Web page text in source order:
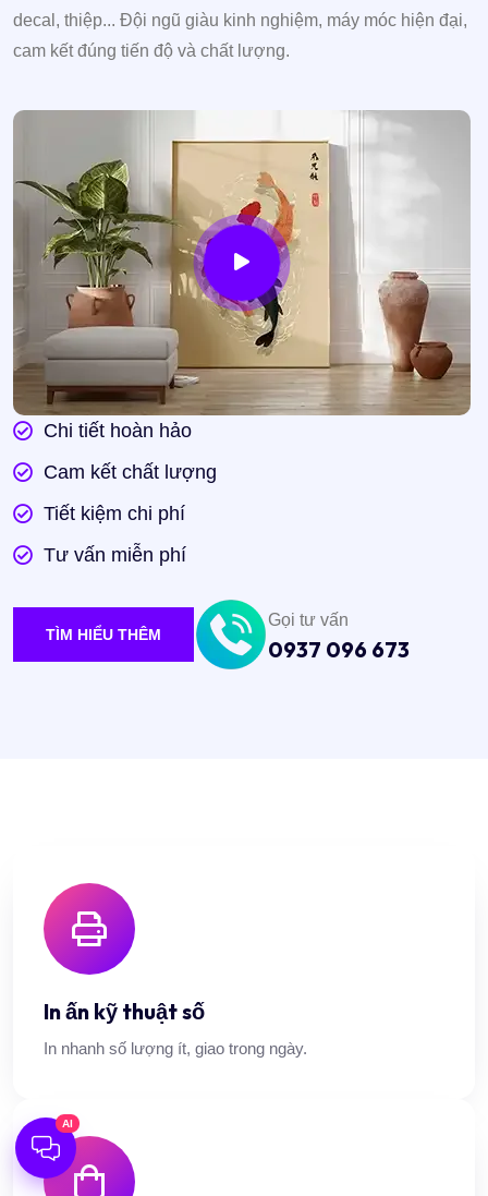
decal, thiệp... Đội ngũ giàu kinh nghiệm, máy móc hiện đại,
cam kết đúng tiến độ và chất lượng.
Chi tiết hoàn hảo
Cam kết chất lượng
Tiết kiệm chi phí
Tư vấn miễn phí
TÌM HIỂU THÊM
Gọi tư vấn
0937 096 673
In ấn kỹ thuật số
In nhanh số lượng ít, giao trong ngày.
AI